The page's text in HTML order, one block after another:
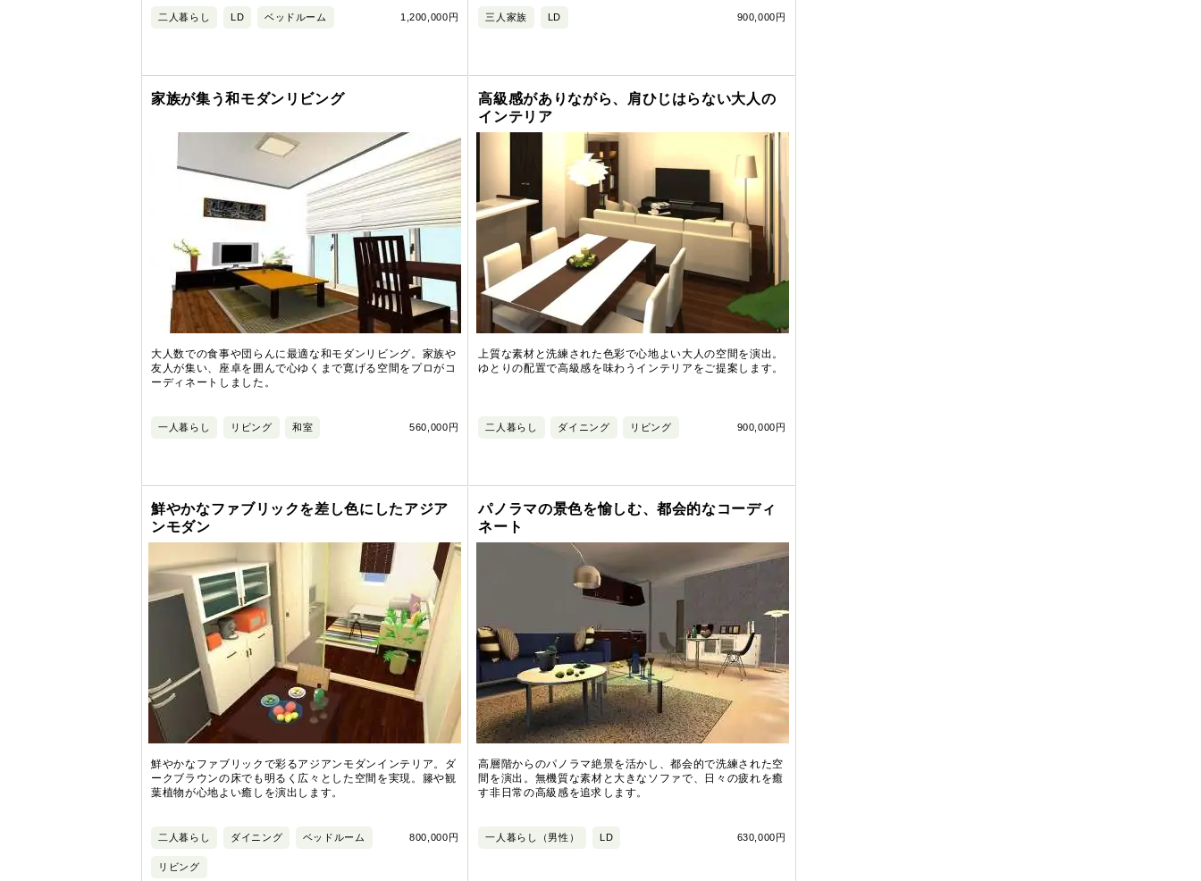
1,200,000円
二人暮らし LD ベッドルーム 900,000円
三人家族 LD
家族が集う和モダンリビング
大人数での食事や団らんに最適な和モダンリビング。家族や
友人が集い、座卓を囲んで心ゆくまで寛げる空間をプロがコ
ーディネートしました。
560,000円
一人暮らし リビング 和室
高級感がありながら、肩ひじはらない大人の
インテリア
上質な素材と洗練された色彩で心地よい大人の空間を演出。
ゆとりの配置で高級感を味わうインテリアをご提案します。
900,000円
二人暮らし ダイニング リビング
鮮やかなファブリックを差し色にしたアジア
ンモダン
鮮やかなファブリックで彩るアジアンモダンインテリア。ダ
ークブラウンの床でも明るく広々とした空間を実現。籐や観
葉植物が心地よい癒しを演出します。
800,000円
二人暮らし ダイニング ベッドルーム
リビング
パノラマの景色を愉しむ、都会的なコーディ
ネート
高層階からのパノラマ絶景を活かし、都会的で洗練された空
間を演出。無機質な素材と大きなソファで、日々の疲れを癒
す非日常の高級感を追求します。
630,000円
一人暮らし（男性） LD